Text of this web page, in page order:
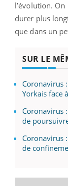
l’évolution.
durer plus
que dans un
SUR LE
Coronavirus
Yorkais face
Coronavirus
de
Coronavirus
de